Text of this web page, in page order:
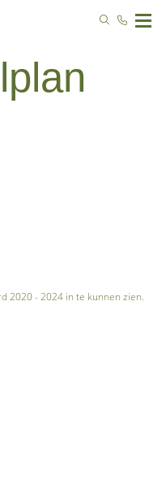
2020 - 2024 in te kunnen zien.